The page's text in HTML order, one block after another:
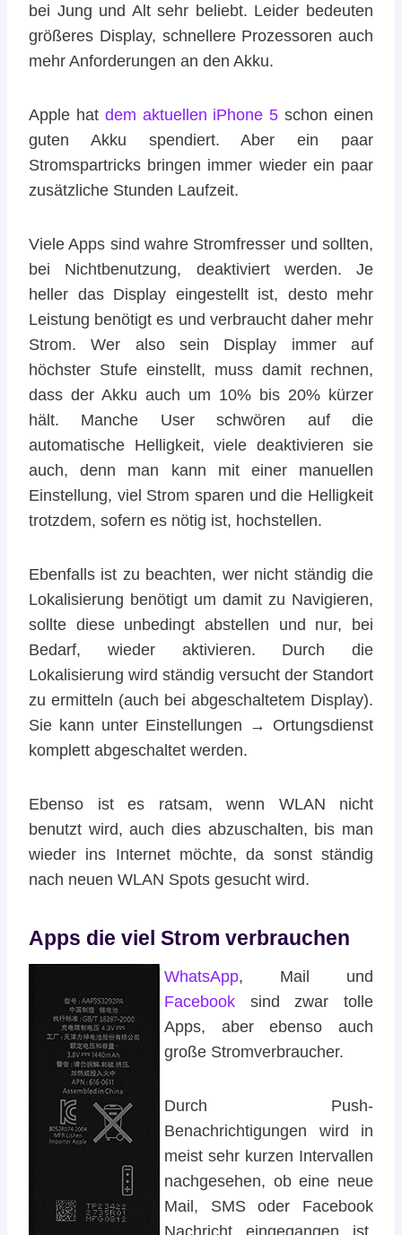
bei Jung und Alt sehr beliebt. Leider bedeuten
größeres Display, schnellere Prozessoren auch
mehr Anforderungen an den Akku.
Apple hat dem aktuellen iPhone 5 schon einen
guten Akku spendiert. Aber ein paar
Stromspartricks bringen immer wieder ein paar
zusätzliche Stunden Laufzeit.
Viele Apps sind wahre Stromfresser und sollten,
bei Nichtbenutzung, deaktiviert werden. Je
heller das Display eingestellt ist, desto mehr
Leistung benötigt es und verbraucht daher mehr
Strom. Wer also sein Display immer auf
höchster Stufe einstellt, muss damit rechnen,
dass der Akku auch um 10% bis 20% kürzer
hält. Manche User schwören auf die
automatische Helligkeit, viele deaktivieren sie
auch, denn man kann mit einer manuellen
Einstellung, viel Strom sparen und die Helligkeit
trotzdem, sofern es nötig ist, hochstellen.
Ebenfalls ist zu beachten, wer nicht ständig die
Lokalisierung benötigt um damit zu Navigieren,
sollte diese unbedingt abstellen und nur, bei
Bedarf, wieder aktivieren. Durch die
Lokalisierung wird ständig versucht der Standort
zu ermitteln (auch bei abgeschaltetem Display).
Sie kann unter Einstellungen → Ortungsdienst
komplett abgeschaltet werden.
Ebenso ist es ratsam, wenn WLAN nicht
benutzt wird, auch dies abzuschalten, bis man
wieder ins Internet möchte, da sonst ständig
nach neuen WLAN Spots gesucht wird.
Apps die viel Strom verbrauchen
WhatsApp, Mail und
Facebook sind zwar tolle
Apps, aber ebenso auch
große Stromverbraucher.
Durch Push-
Benachrichtigungen wird in
meist sehr kurzen Intervallen
nachgesehen, ob eine neue
Mail, SMS oder Facebook
Nachricht eingegangen ist,